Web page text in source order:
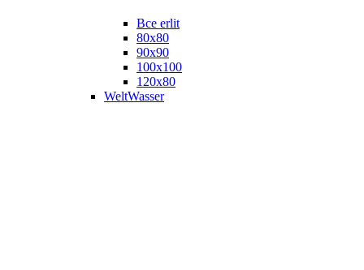
Все erlit
80x80
90x90
100x100
120x80
WeltWasser